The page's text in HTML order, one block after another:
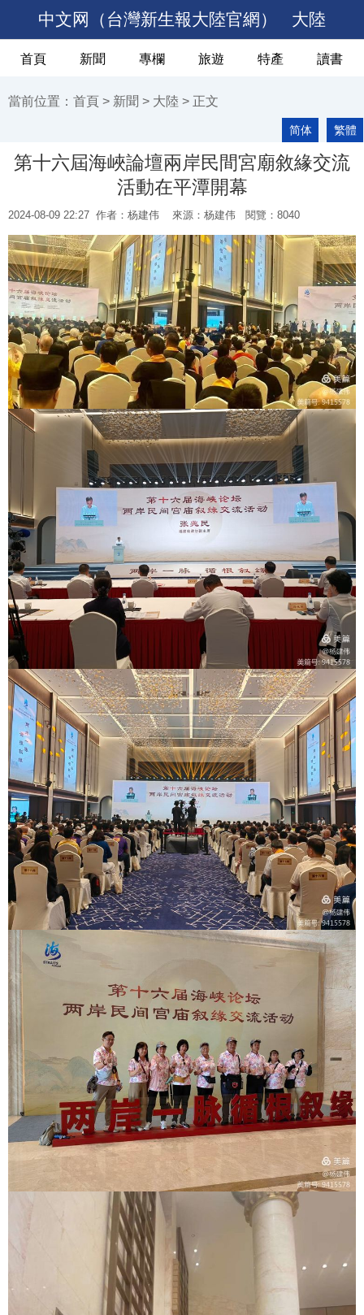
中文网（台灣新生報大陸官網） 大陸
首頁 新聞 專欄 旅遊 特產 讀書
當前位置： 首頁 > 新聞 > 大陸 > 正文
繁體
简体
第十六屆海峽論壇兩岸民間宮廟敘緣交流
活動在平潭開幕
2024-08-09 22:27 作者：杨建伟 來源：杨建伟 閱覽： 8040